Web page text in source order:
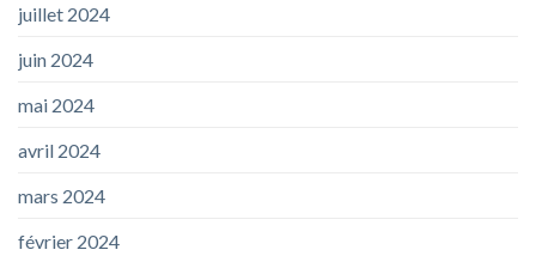
juillet 2024
juin 2024
mai 2024
avril 2024
mars 2024
février 2024